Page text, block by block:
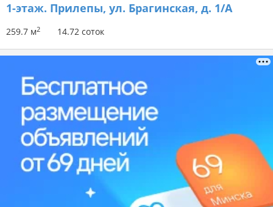
1-этаж. Прилепы, ул. Брагинская, д. 1/А
259.7 м2 14.72 соток